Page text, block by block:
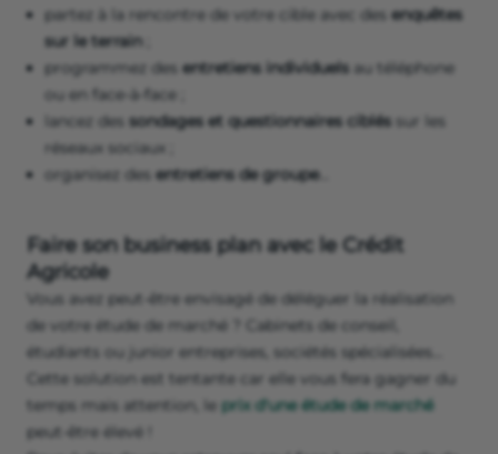
partez à la rencontre de votre cible avec des enquêtes
sur le terrain
programmez des entretiens individuels au téléphone
ou en face-à-face ;
lancez des sondages et questionnaires ciblés sur les
réseaux sociaux ;
organisez des entretiens de groupe…
Faire son business plan avec le Crédit
Agricole
Vous avez peut-être envisagé de déléguer la réalisation
de votre étude de marché ? Cabinets de conseil,
étudiants ou junior entreprises, sociétés spécialisées…
Cette solution est tentante car elle vous fera gagner du
temps mais attention, le prix d'une étude de marché
peut-être élevé !